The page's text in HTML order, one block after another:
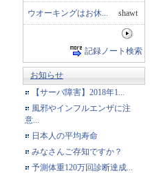
ウオーキングはお休... shawt
記録ノート検索
お知らせ
【サーバ障害】2018年1...
風邪やインフルエンザに注
意...
日本人の平均寿命
みなさんご存知ですか？
予測体重120万回診断達成...